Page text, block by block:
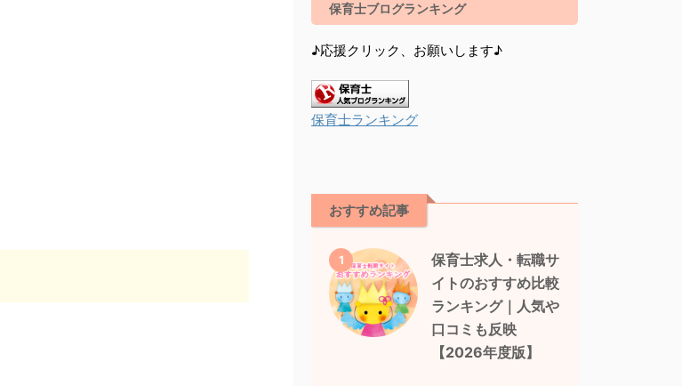
保育士ブログランキング
♪応援クリック、お願いします♪
保育士ランキング
おすすめ記事
1
保育士求人・転職サ
イトのおすすめ比較
ランキング｜人気や
口コミも反映
【2026年度版】